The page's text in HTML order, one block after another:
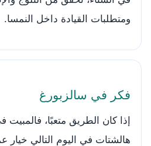
ومتطلبات القيادة داخل النمسا.
فكر في سالزبورغ
إذا كان الطريق متعبًا، فالمبيت
هالشتات في اليوم التالي خيار